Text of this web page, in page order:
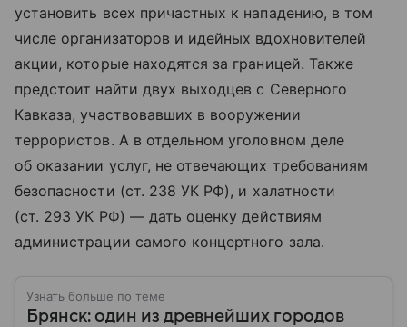
установить всех причастных к нападению, в том
числе организаторов и идейных вдохновителей
акции, которые находятся за границей. Также
предстоит найти двух выходцев с Северного
Кавказа, участвовавших в вооружении
террористов. А в отдельном уголовном деле
об оказании услуг, не отвечающих требованиям
безопасности (ст. 238 УК РФ), и халатности
(ст. 293 УК РФ) — дать оценку действиям
администрации самого концертного зала.
Узнать больше по теме
Брянск: один из древнейших городов